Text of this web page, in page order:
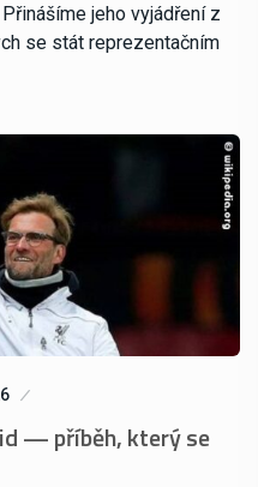
jeho vyjádření z
se stát reprezentačním
— příběh, který se